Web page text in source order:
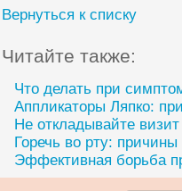
Вернуться к списку
Читайте также:
Что делать при
Аппликаторы Ляпко:
Не откладывайте
Горечь во рту:
Эффективная борьба